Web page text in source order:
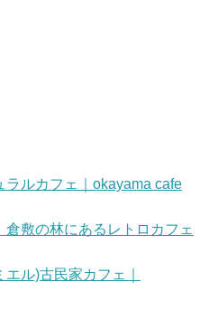
ルカフェ｜okayama cafe
敷の林にあるレトロカフェ
ル)古民家カフェ｜